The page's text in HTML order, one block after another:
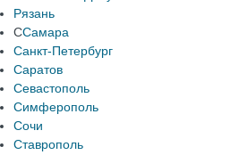
Рязань
ССамара
Санкт-Петербург
Саратов
Севастополь
Симферополь
Сочи
Ставрополь